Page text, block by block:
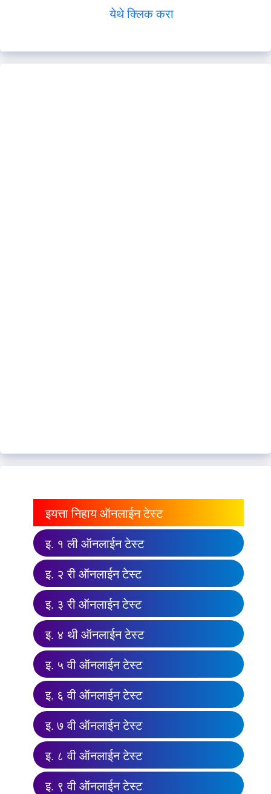
येथे क्लिक करा
इयत्ता निहाय ऑनलाईन टेस्ट
इ. १ ली ऑनलाईन टेस्ट
इ. २ री ऑनलाईन टेस्ट
इ. ३ री ऑनलाईन टेस्ट
इ. ४ थी ऑनलाईन टेस्ट
इ. ५ वी ऑनलाईन टेस्ट
इ. ६ वी ऑनलाईन टेस्ट
इ. ७ वी ऑनलाईन टेस्ट
इ. ८ वी ऑनलाईन टेस्ट
इ. ९ वी ऑनलाईन टेस्ट